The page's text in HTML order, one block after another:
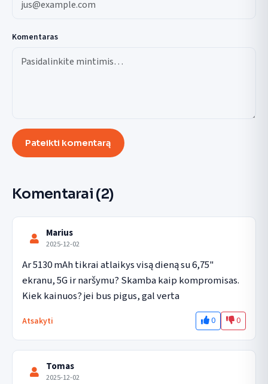
Komentaras
Pateikti komentarą
Komentarai (2)
Marius
2025-12-02
Ar 5130 mAh tikrai atlaikys visą dieną su 6,75"
ekranu, 5G ir naršymu? Skamba kaip kompromisas.
Kiek kainuos? jei bus pigus, gal verta
Atsakyti 0 0
Tomas
2025-12-02